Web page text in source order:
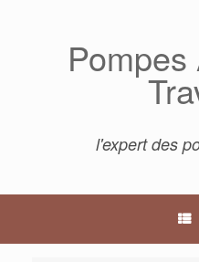
l'expert des